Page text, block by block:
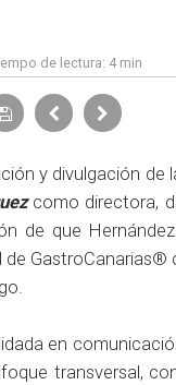
de lectura: 4 min
y divulgación de
como directora,
de que
de
en
transversal,